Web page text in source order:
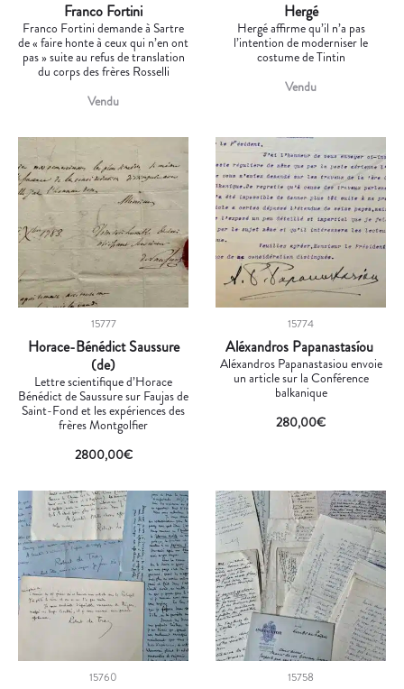
Franco Fortini
Franco Fortini demande à Sartre
de « faire honte à ceux qui n’en ont
pas » suite au refus de translation
du corps des frères Rosselli
Vendu
Hergé
Hergé affirme qu’il n’a pas
l’intention de moderniser le
costume de Tintin
Vendu
15777
Horace-Bénédict Saussure
(de)
Lettre scientifique d’Horace
Bénédict de Saussure sur Faujas de
Saint-Fond et les expériences des
frères Montgolfier
2800,00€
15774
Aléxandros Papanastasíou
Aléxandros Papanastasiou envoie
un article sur la Conférence
balkanique
280,00€
15760 15758